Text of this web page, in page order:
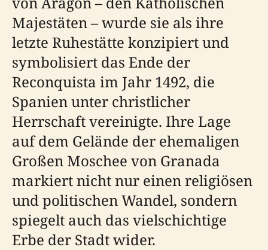
Majestäten – wurde sie als ihre
letzte Ruhestätte konzipiert und
symbolisiert das Ende der
Reconquista im Jahr 1492, die
Spanien unter christlicher
Herrschaft vereinigte. Ihre Lage
auf dem Gelände der ehemaligen
Großen Moschee von Granada
markiert nicht nur einen religiösen
und politischen Wandel, sondern
spiegelt auch das vielschichtige
Erbe der Stadt wider.